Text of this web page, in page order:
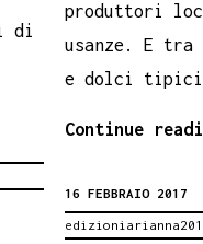
di
produttori
usanze. E
e dolci
Continue
16 FEBBRAIO 2017